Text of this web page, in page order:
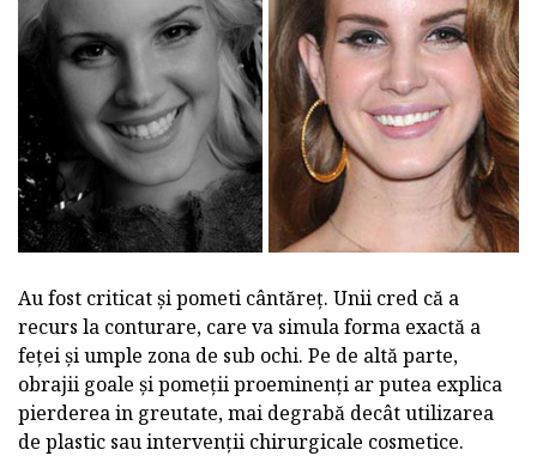
Au fost criticat și pometi cântăreț. Unii cred că a
recurs la conturare, care va simula forma exactă a
feței și umple zona de sub ochi. Pe de altă parte,
obrajii goale și pomeții proeminenți ar putea explica
pierderea in greutate, mai degrabă decât utilizarea
de plastic sau intervenții chirurgicale cosmetice.